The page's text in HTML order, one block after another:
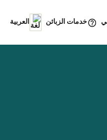
خدمات الزبائن العربية